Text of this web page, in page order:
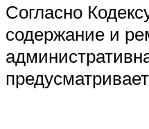
Согласно
содержание и